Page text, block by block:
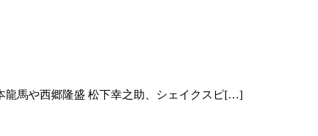
龍馬や西郷隆盛 松下幸之助、シェイクスピ[…]